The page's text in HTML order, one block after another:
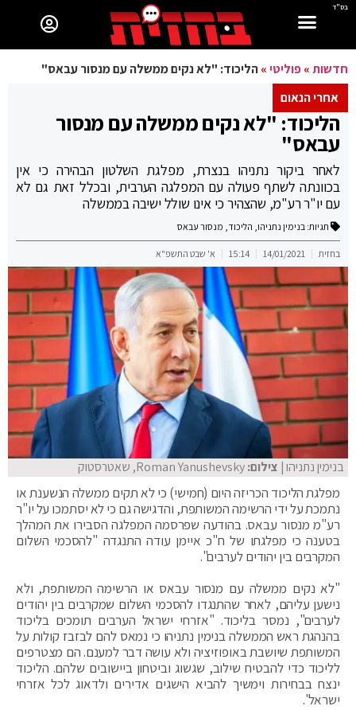
בס"ד
חדשות»פוליטי»הליכוד: "לא נקים ממשלה עם מנסור עבאס"
אחרי הנאום
הליכוד: "לא נקים ממשלה עם מנסור
עבאס"
לאחר ביקור נתניהו בנצרת, מפלגת השלטון הבהירה כי אין
בכוונתה לשתף פעולה עם המפלגה הערבית, ובכלל זאת גם לא
עם יו"ר רע"מ, שהצהיר כי אינו שולל ישיבה בממשלה
תגיות: בנימין נתניהו, הליכוד, מנסור עבאס
בחזית 14/01/2021
15:14 א' שבט התשפ"א
בנימין נתניהו| צילום:Roman Yanushevsky, שאטרסטוק
מפלגת הליכוד הכריזה היום (חמישי) כי לא תקים ממשלה הנשענת או
נתמכת על ידי הרשימה המשותפת, והדגישה גם כי לא יסתמכו על יו"ר
רע"מ מנסור עבאס. בהודעה שפרסמה המפלגה הסבירו את המהלך
בטענה כי מפלגתו של ח"כ איימן עודה התנגדה "להסכמי השלום
המקרבים בין יהודים לערבים".
"לא נקים ממשלה עם מנסור עבאס או הרשימה המשותפת, ולא
נישען עליהם, לאחר שהתנגדו להסכמי השלום שמקרבים בין יהודים
לערבים", נמסר בליכוד. "אזרחי ישראל הערבים תומכים בליכוד
בהנהגת ראש הממשלה בנימין נתניהו כי נמאס להם לבזבז קולות על
המשותפת שיושבת באופוזיציה ולא עושה דבר למענם. הם מצטרפים
לליכוד כדי להבטיח שילוב, שגשוג וביטחון ביישובים שלהם. הליכוד
ינצח בבחירות וימשיך להביא הישגים אדירים ולדאוג לכל אזרחי
ישראל".